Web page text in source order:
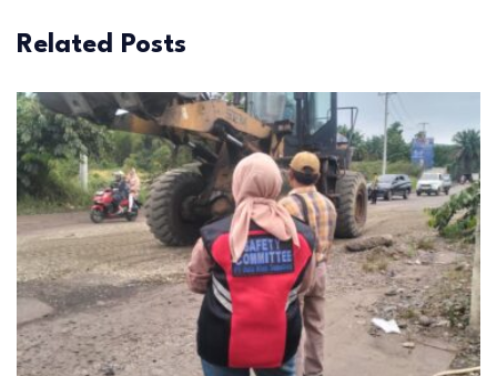
Related Posts